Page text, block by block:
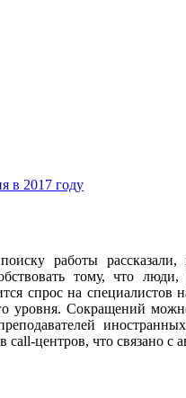
в 2017 году
работы
тому, что
спрос на специалистов
уровня. Сокращений
центров, что связано с